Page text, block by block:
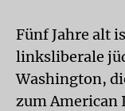
Fünf Jahre alt
linksliberale
Washington,
zum American